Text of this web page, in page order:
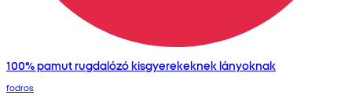
100% pamut rugdalózó kisgyerekeknek lányoknak
fodros